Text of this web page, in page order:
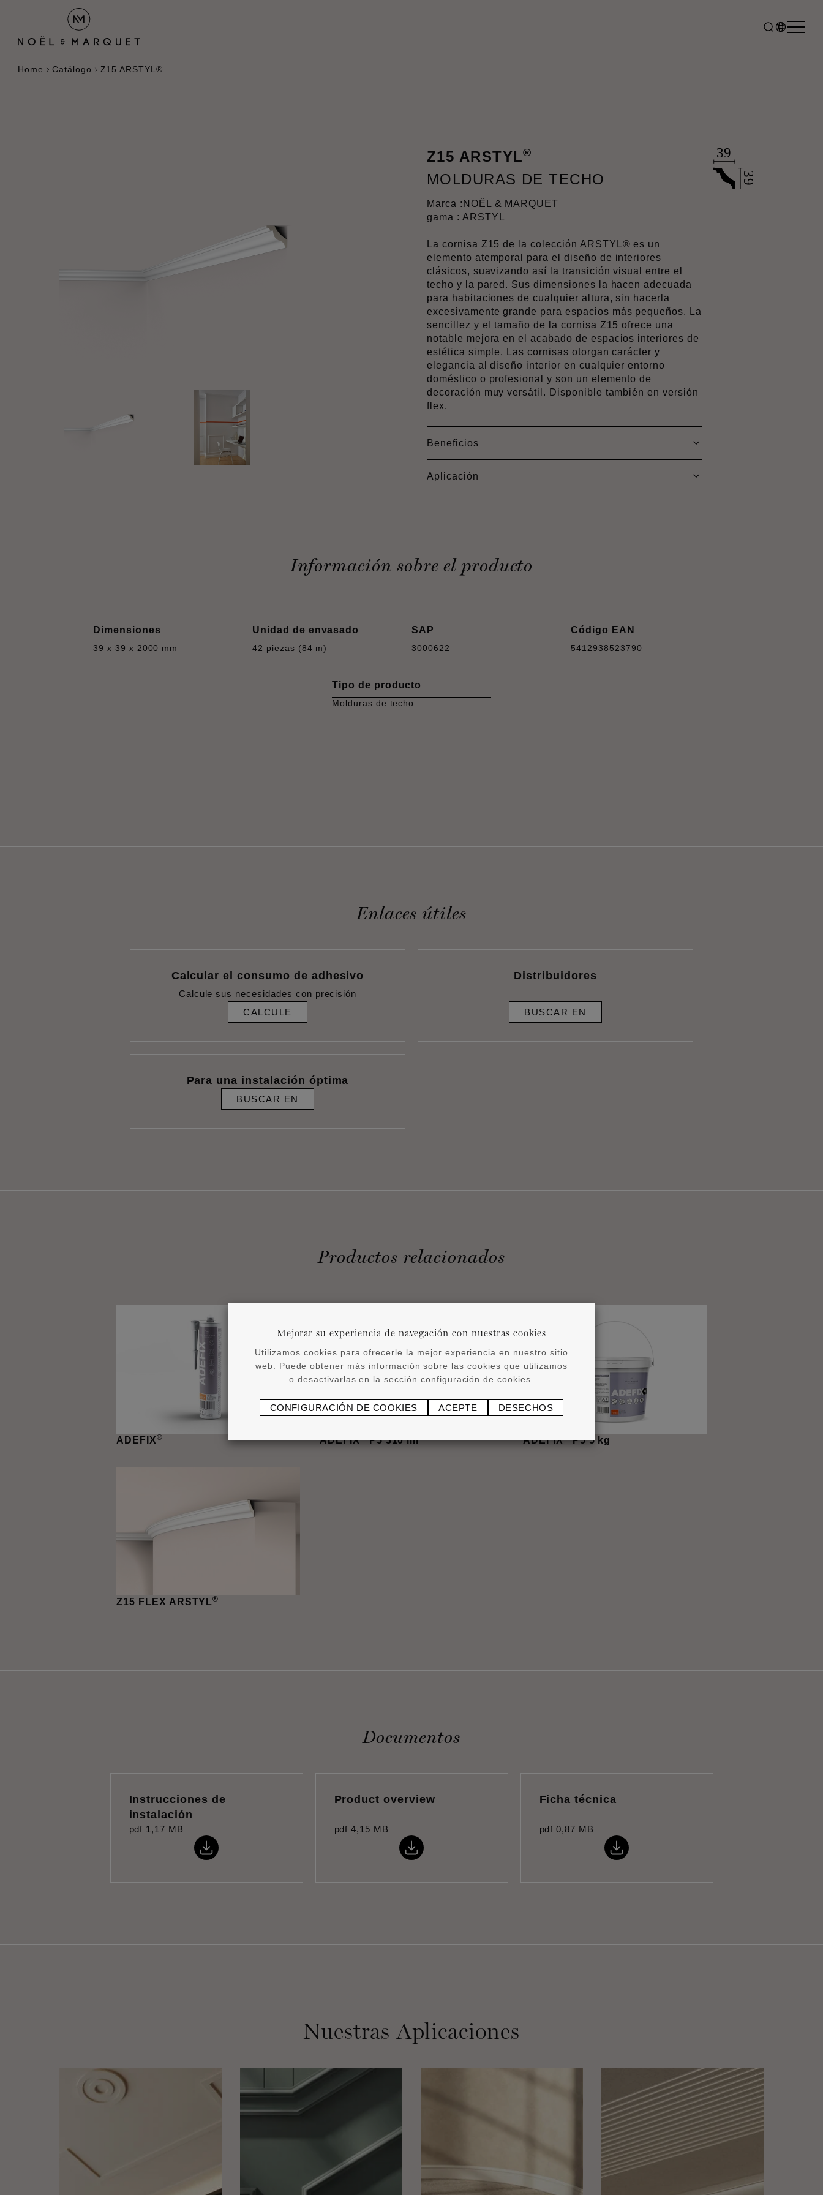
Home Catálogo Z15 ARSTYL®
Z15 ARSTYL®
MOLDURAS DE TECHO
Marca : NOËL & MARQUET
gama : ARSTYL
La cornisa Z15 de la colección ARSTYL® es un
elemento atemporal para el diseño de interiores
clásicos, suavizando así la transición visual entre el
techo y la pared. Sus dimensiones la hacen adecuada
para habitaciones de cualquier altura, sin hacerla
excesivamente grande para espacios más pequeños. La
sencillez y el tamaño de la cornisa Z15 ofrece una
notable mejora en el acabado de espacios interiores de
estética simple. Las cornisas otorgan carácter y
elegancia al diseño interior en cualquier entorno
doméstico o profesional y son un elemento de
decoración muy versátil. Disponible también en versión
flex.
Beneficios
Aplicación
Información sobre el producto
Dimensiones
39 x 39 x 2000 mm
Unidad de envasado
42 piezas (84 m)
SAP
3000622
Código EAN
5412938523790
Tipo de producto
Molduras de techo
Enlaces útiles
Calcular el consumo de adhesivo
Calcule sus necesidades con precisión
CALCULE
Distribuidores
BUSCAR EN
Para una instalación óptima
BUSCAR EN
Productos relacionados
ADEFIX® ADEFIX P5 310 ml ADEFIX P5 5 kg
Z15 FLEX ARSTYL®
Documentos
Instrucciones de
instalación
pdf 1,17 MB
Product overview
pdf 4,15 MB
Ficha técnica
pdf 0,87 MB
Nuestras Aplicaciones
Mejorar su experiencia de navegación con nuestras cookies
Utilizamos cookies para ofrecerle la mejor experiencia en nuestro sitio
web. Puede obtener más información sobre las cookies que utilizamos
o desactivarlas en la sección configuración de cookies.
CONFIGURACIÓN DE COOKIES ACEPTE DESECHOS